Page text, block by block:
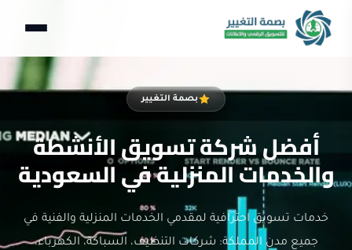
بصمة التغيير
أفضل شركة تسويق الأنشطة
والخدمات المنزلية في السعودية
خدمات تسويق احترافية لمقدمي الخدمات المنزلية والفنية في
جميع مدن المملكة: شركات التنظيف، السباكة، الكهرباء،